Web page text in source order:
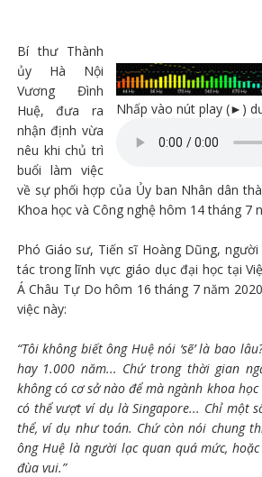
Nhấp vào nút play (►)
Bí thư Thành
ủy Hà Nội
Vương Đình
Huệ, đưa ra
nhận định vừa
nêu khi chủ trì
buổi làm việc
về sự phối hợp của Ủy ban Nhân dân
Khoa học và Công nghệ hôm 14 tháng 7
Phó Giáo sư, Tiến sĩ Hoàng Dũng,
tác trong lĩnh vực giáo dục đại học tại
Á Châu Tự Do hôm 16 tháng 7 năm
việc này:
“Tôi không biết ông Huệ nói ‘sẽ’ là bao
hay 1.000 năm... Chứ trong thời gian
không có cơ sở nào để mà ngành khoa
có thể vượt ví dụ là Singapore... Chỉ một
thể, ví dụ như toán. Chứ còn nói chung
ông Huệ là người lạc quan quá mức,
đùa vui.”